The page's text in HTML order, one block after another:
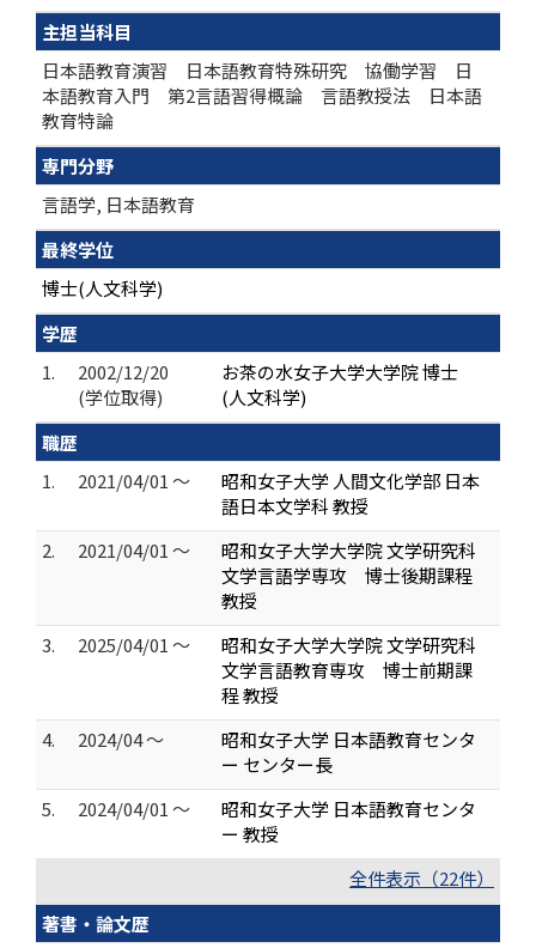
主担当科目
日本語教育演習 日本語教育特殊研究 協働学習 日
本語教育入門 第2言語習得概論 言語教授法 日本語
教育特論
専門分野
言語学, 日本語教育
最終学位
博士(人文科学)
学歴
1.
2002/12/20
(学位取得)
お茶の水女子大学大学院 博士
(人文科学)
職歴
1.
2021/04/01 ～
昭和女子大学 人間文化学部 日本
語日本文学科 教授
2.
2021/04/01 ～
昭和女子大学大学院 文学研究科
文学言語学専攻 博士後期課程
教授
3.
2025/04/01 ～
昭和女子大学大学院 文学研究科
文学言語教育専攻 博士前期課
程 教授
4.
2024/04 ～
昭和女子大学 日本語教育センタ
ー センター長
5.
2024/04/01 ～
昭和女子大学 日本語教育センタ
ー 教授
全件表示（22件）
著書・論文歴